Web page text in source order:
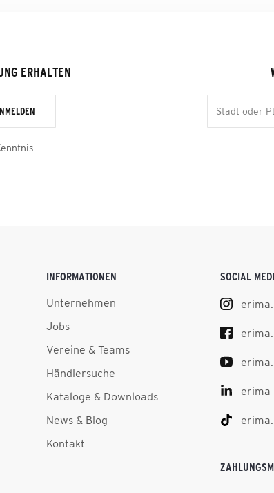
ERHALTEN
INFORMATIONEN
Unternehmen
Jobs
Vereine & Teams
Händlersuche
Kataloge & Downloads
News & Blog
Kontakt
SOCIAL
erima